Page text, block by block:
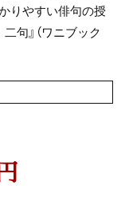
りやすい俳句の授
句』（ワニブック